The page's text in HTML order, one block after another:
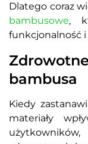
Dlatego coraz
bambusowe,
funkcjonalność
bambusa
Kiedy
materiały